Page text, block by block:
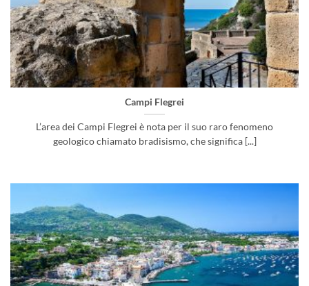
Campi Flegrei
L’area dei Campi Flegrei è nota per il suo raro fenomeno
geologico chiamato bradisismo, che significa [...]